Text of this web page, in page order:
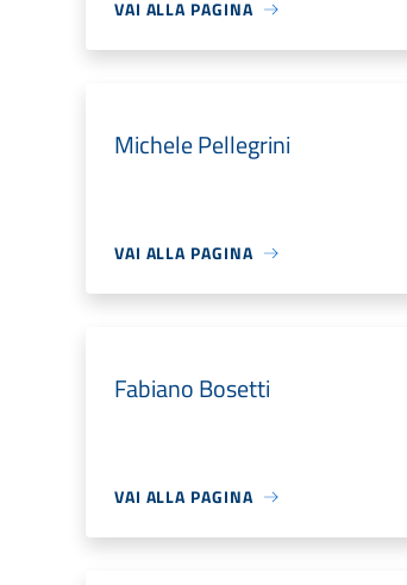
VAI ALLA PAGINA
Michele Pellegrini
VAI ALLA PAGINA
Fabiano Bosetti
VAI ALLA PAGINA